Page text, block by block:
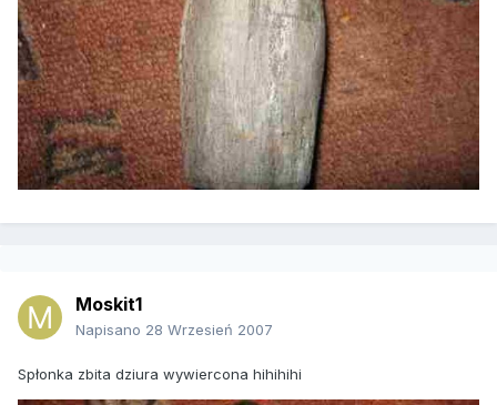
Moskit1
Napisano 28 Wrzesień 2007
Spłonka zbita dziura wywiercona hihihihi